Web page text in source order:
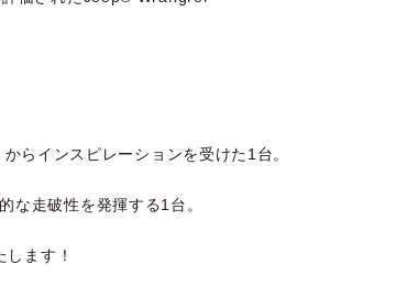
らインスピレーションを受けた1台。
な走破性を発揮する1台。
ます！